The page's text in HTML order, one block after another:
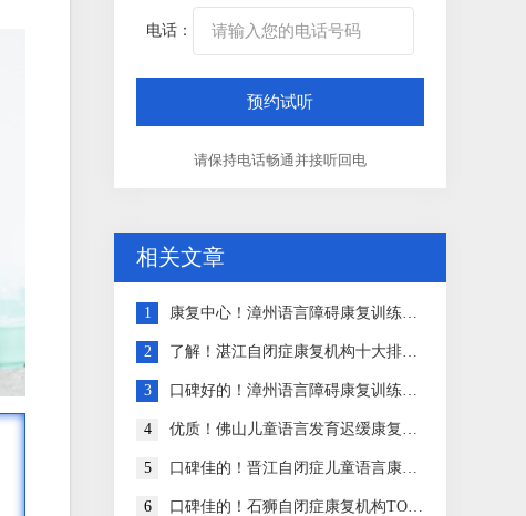
电话：
请保持电话畅通并接听回电
相关文章
1 康复中心！漳州语言障碍康复训练机构排名实力强的
2 了解！湛江自闭症康复机构十大排名一览
3 口碑好的！漳州语言障碍康复训练中心排名名单公布
4 优质！佛山儿童语言发育迟缓康复中心TOP10大榜
5 口碑佳的！晋江自闭症儿童语言康复中心实力排名
6 口碑佳的！石狮自闭症康复机构TOP10大行榜